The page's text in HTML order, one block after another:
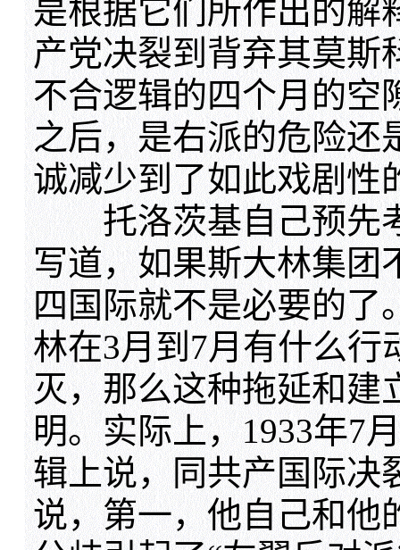
是根据它们所作出的解
产党决裂到背弃其莫斯
不合逻辑的四个月的空
之后，是右派的危险还
诚减少到了如此戏剧性
托洛茨基自己预先
写道，如果斯大林集团
四国际就不是必要的了
林在3月到7月有什么行
灭，那么这种拖延和建
明。实际上，1933年7
辑上说，同共产国际决
说，第一，他自己和他